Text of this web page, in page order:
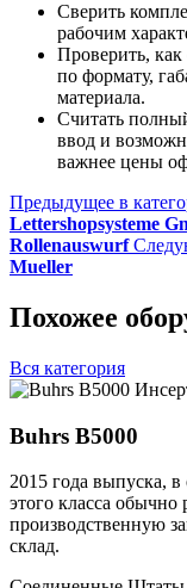
Сверить
рабочим
Проверить,
по формату,
материала.
Считать
ввод и
важнее цены
Предыдущее в
Lettershopsysteme
Rollenauswurf
Mueller
Похожее
Вся категория
Buhrs B5000
2015 года выпуска,
этого класса
производственную
склад.